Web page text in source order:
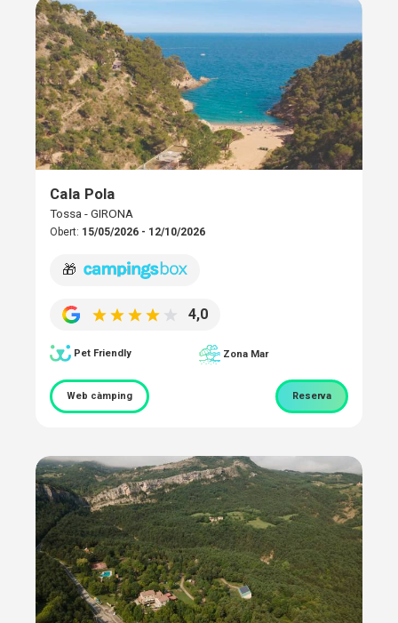
Cala Pola
Tossa - GIRONA
Obert: 15/05/2026 - 12/10/2026
🎁
4,0
Pet Friendly Zona Mar
Web càmping Reserva